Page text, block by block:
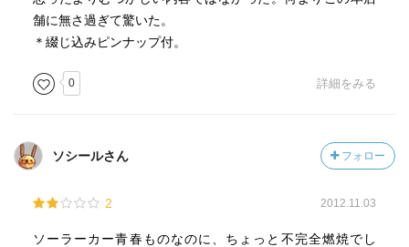
舗に無さ過ぎて驚いた。
＊綴じ込みピンナップ付。
0 詳細をみる
ソシールさん フォロー
2 2012.11.03
ソーラーカー青春ものなのに、ちょっと不完全燃焼でし